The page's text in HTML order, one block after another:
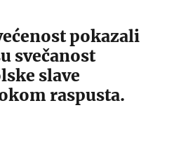
pokazali
svečanost
slave
raspusta.